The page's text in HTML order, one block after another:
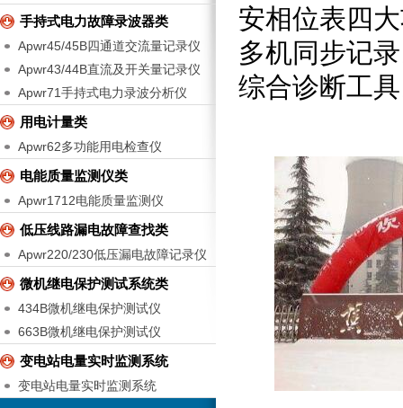
手持式电力故障录波器类
Apwr45/45B四通道交流量记录仪
Apwr43/44B直流及开关量记录仪
Apwr71手持式电力录波分析仪
用电计量类
Apwr62多功能用电检查仪
电能质量监测仪类
Apwr1712电能质量监测仪
低压线路漏电故障查找类
Apwr220/230低压漏电故障记录仪
微机继电保护测试系统类
434B微机继电保护测试仪
663B微机继电保护测试仪
变电站电量实时监测系统
变电站电量实时监测系统
安相位表四
多机同步记
综合诊断工